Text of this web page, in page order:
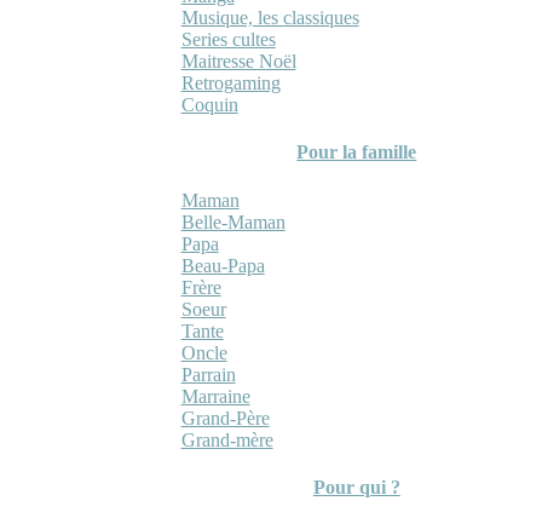
Musique, les classiques
Series cultes
Maitresse Noël
Retrogaming
Coquin
Pour la famille
Maman
Belle-Maman
Papa
Beau-Papa
Frère
Soeur
Tante
Oncle
Parrain
Marraine
Grand-Père
Grand-mère
Pour qui ?